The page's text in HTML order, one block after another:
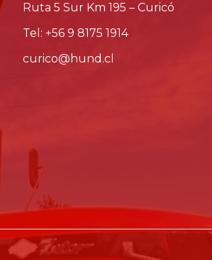
Ruta 5 Sur Km 195 – Curicó
Tel: +56 9 8175 1914
curico@hund.cl